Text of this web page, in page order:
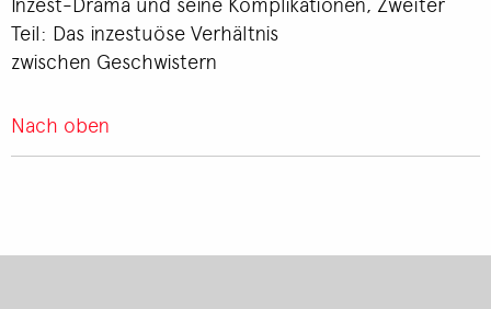
Teil: Das inzestuöse Verhältnis
zwischen Geschwistern
Nach oben